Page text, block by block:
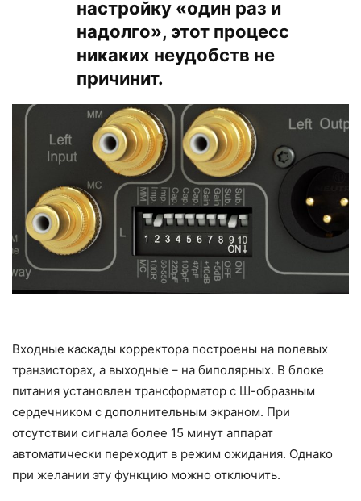
настройку «один раз и
надолго», этот процесс
никаких неудобств не
причинит.
Входные каскады корректора построены на полевых
транзисторах, а выходные – на биполярных. В блоке
питания установлен трансформатор с Ш-образным
сердечником с дополнительным экраном. При
отсутствии сигнала более 15 минут аппарат
автоматически переходит в режим ожидания. Однако
при желании эту функцию можно отключить.